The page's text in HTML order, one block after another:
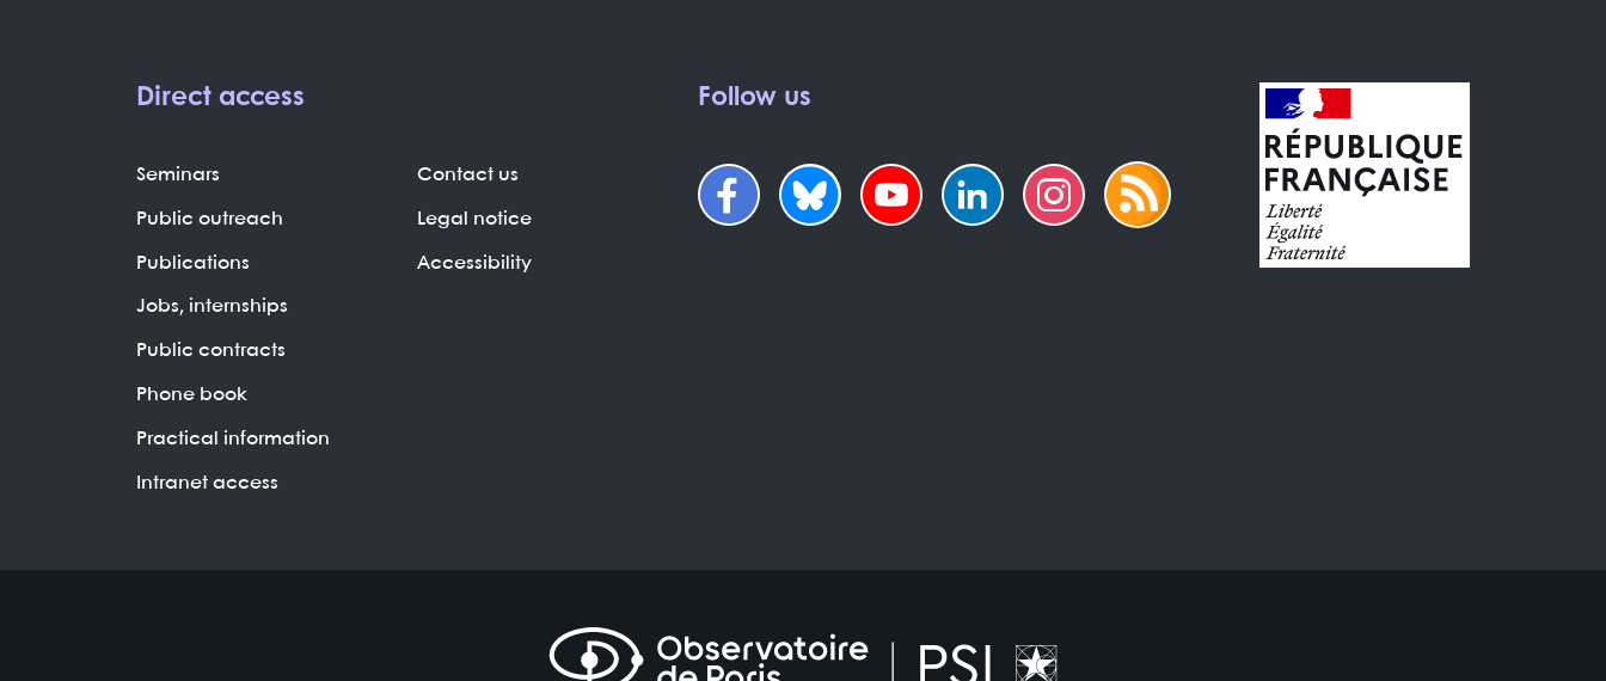
Direct access
Seminars
Public outreach
Publications
Jobs, internships
Public contracts
Phone book
Practical information
Intranet access
Contact us
Legal notice
Accessibility
Follow us